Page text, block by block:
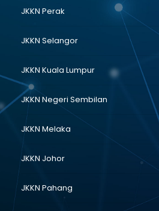
JKKN Perak
JKKN Selangor
JKKN Kuala Lumpur
JKKN Negeri Sembilan
JKKN Melaka
JKKN Johor
JKKN Pahang